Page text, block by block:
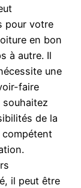
pour votre
en bon
à autre. Il
une
faire
souhaitez
de la
compétent
il peut être